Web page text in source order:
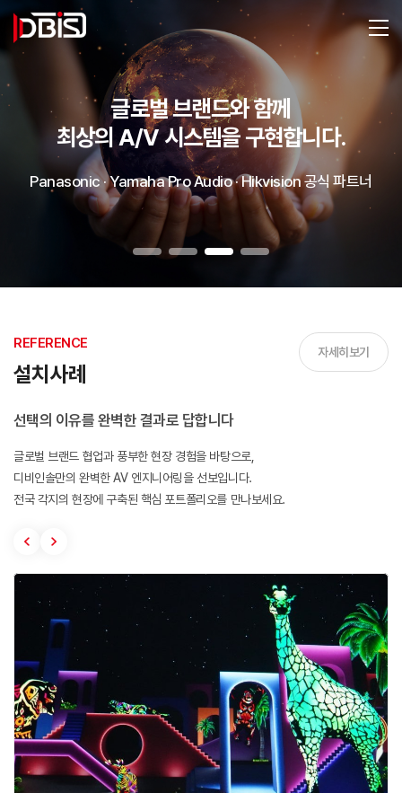
글로벌 브랜드와 함께
최상의 A/V 시스템을 구현합니다.
Panasonic · Yamaha Pro Audio · Hikvision 공식 파트너
REFERENCE
설치사례
선택의 이유를 완벽한 결과로 답합니다
글로벌 브랜드 협업과 풍부한 현장 경험을 바탕으로,
디비인솔만의 완벽한 AV 엔지니어링을 선보입니다.
전국 각지의 현장에 구축된 핵심 포트폴리오를 만나보세요.
자세히보기